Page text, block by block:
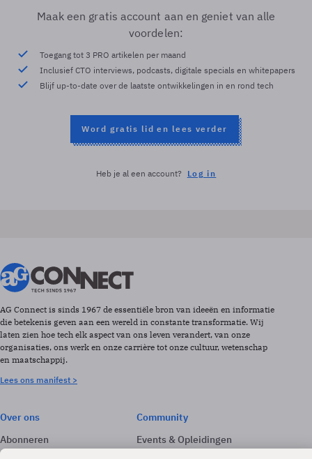
Maak een gratis account aan en geniet van alle
voordelen:
Toegang tot 3 PRO artikelen per maand
Inclusief CTO interviews, podcasts, digitale specials en whitepapers
Blijf up-to-date over de laatste ontwikkelingen in en rond tech
Word gratis lid en lees verder
Heb je al een account? Log in
AG Connect is sinds 1967 de essentiële bron van ideeën en informatie
die betekenis geven aan een wereld in constante transformatie. Wij
laten zien hoe tech elk aspect van ons leven verandert, van onze
organisaties, ons werk en onze carrière tot onze cultuur, wetenschap
en maatschappij.
Lees ons manifest >
Over ons
Abonneren
Adverteren
Community
Events & Opleidingen